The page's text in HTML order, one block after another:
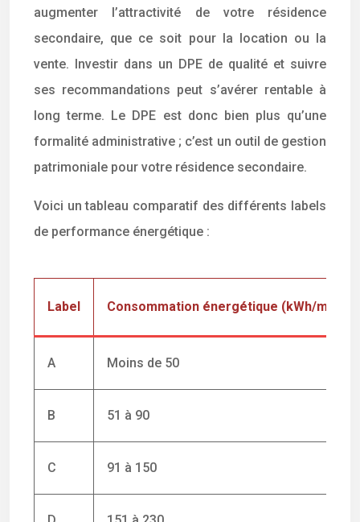
augmenter l’attractivité de votre résidence
secondaire, que ce soit pour la location ou la
vente. Investir dans un DPE de qualité et suivre
ses recommandations peut s’avérer rentable à
long terme. Le DPE est donc bien plus qu’une
formalité administrative ; c’est un outil de gestion
patrimoniale pour votre résidence secondaire.
Voici un tableau comparatif des différents labels
de performance énergétique :
Label Consommation énergétique (kWh/m²/an)
A Moins de 50
B 51 à 90
C 91 à 150